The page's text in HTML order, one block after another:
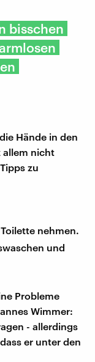
bisschen
Hände in den
allem nicht
zu
nehmen.
und
Probleme
Wimmer:
- allerdings
er unter den